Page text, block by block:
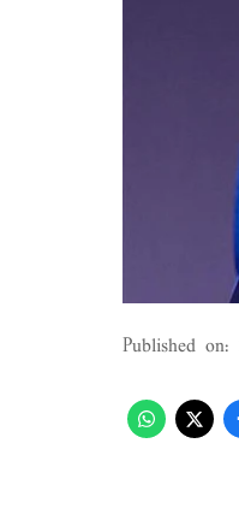
Published on: